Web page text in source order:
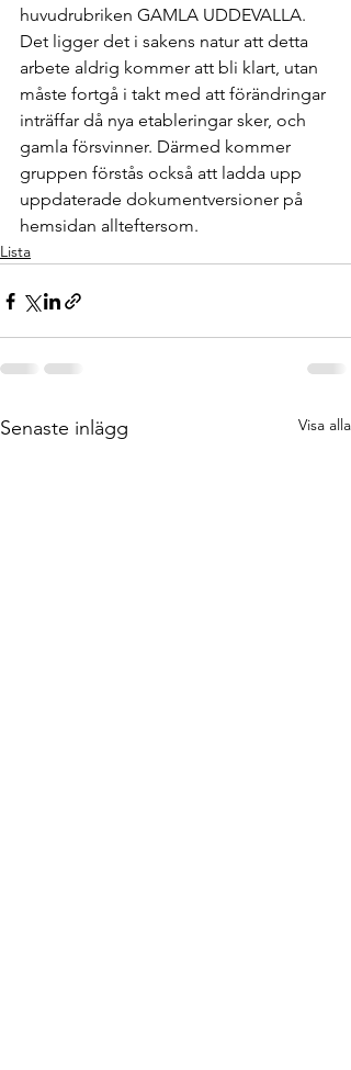
huvudrubriken GAMLA UDDEVALLA.
Det ligger det i sakens natur att detta
arbete aldrig kommer att bli klart, utan
måste fortgå i takt med att förändringar
inträffar då nya etableringar sker, och
gamla försvinner. Därmed kommer
gruppen förstås också att ladda upp
uppdaterade dokumentversioner på
hemsidan allteftersom.
Lista
Senaste inlägg Visa alla